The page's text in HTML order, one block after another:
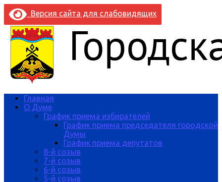
Версия сайта для слабовидящих
Главная
О Думе
График приема избирателей
График приема председателя городской
Думы
График приема депутатов
8-й созыв
7-й созыв
6-й созыв
5-й созыв